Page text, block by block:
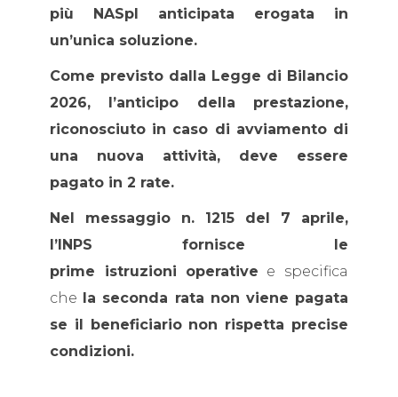
più NASpI anticipata erogata in
un’unica soluzione.
Come previsto dalla Legge di Bilancio
2026, l’anticipo della prestazione,
riconosciuto in caso di avviamento di
una nuova attività, deve essere
pagato in 2 rate.
Nel messaggio n. 1215 del 7 aprile,
l’INPS fornisce le
prime istruzioni
operative e specifica
che
la seconda rata non viene pagata
se il beneficiario non rispetta precise
condizioni.